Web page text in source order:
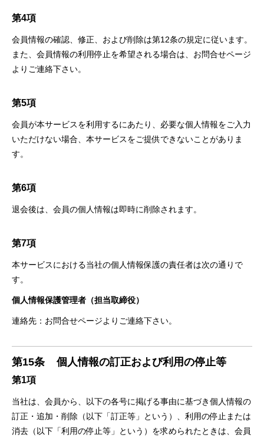
第4項
会員情報の確認、修正、および削除は第12条の規定に従います。
また、会員情報の利用停止を希望される場合は、お問合せページ
よりご連絡下さい。
第5項
会員が本サービスを利用するにあたり、必要な個人情報をご入力
いただけない場合、本サービスをご提供できないことがありま
す。
第6項
退会後は、会員の個人情報は即時に削除されます。
第7項
本サービスにおける当社の個人情報保護の責任者は次の通りで
す。
個人情報保護管理者（担当取締役）
連絡先：お問合せページよりご連絡下さい。
第15条 個人情報の訂正および利用の停止等
第1項
当社は、会員から、以下の各号に掲げる事由に基づき個人情報の
訂正・追加・削除（以下「訂正等」という）、利用の停止または
消去（以下「利用の停止等」という）を求められたときは、会員